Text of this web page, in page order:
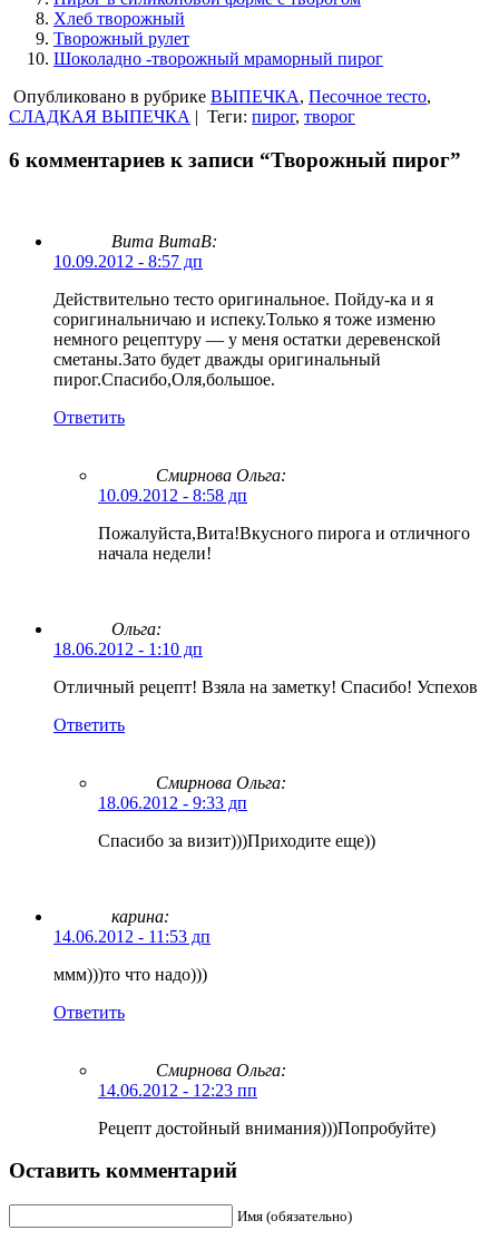
Хлеб творожный
Творожный рулет
Шоколадно -творожный мраморный пирог
Опубликовано в рубрике ВЫПЕЧКА, Песочное тесто,
СЛАДКАЯ ВЫПЕЧКА | Теги: пирог, творог
6 комментариев к записи “Творожный пирог”
Вита ВитаВ:
10.09.2012 - 8:57 дп
Действительно тесто оригинальное. Пойду-ка и я
соригинальничаю и испеку.Только я тоже изменю
немного рецептуру — у меня остатки деревенской
сметаны.Зато будет дважды оригинальный
пирог.Спасибо,Оля,большое.
Ответить
Смирнова Ольга:
10.09.2012 - 8:58 дп
Пожалуйста,Вита!Вкусного пирога и отличного
начала недели!
Ольга:
18.06.2012 - 1:10 дп
Отличный рецепт! Взяла на заметку! Спасибо! Успехов
Ответить
Смирнова Ольга:
18.06.2012 - 9:33 дп
Спасибо за визит)))Приходите еще))
карина:
14.06.2012 - 11:53 дп
ммм)))то что надо)))
Ответить
Смирнова Ольга:
14.06.2012 - 12:23 пп
Рецепт достойный внимания)))Попробуйте)
Оставить комментарий
Имя (обязательно)